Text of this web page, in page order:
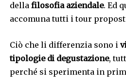
della filosofia aziendale. Ed
accomuna tutti i tour
Ciò che li differenzia sono i
tipologie di degustazione,
perché si sperimenta in